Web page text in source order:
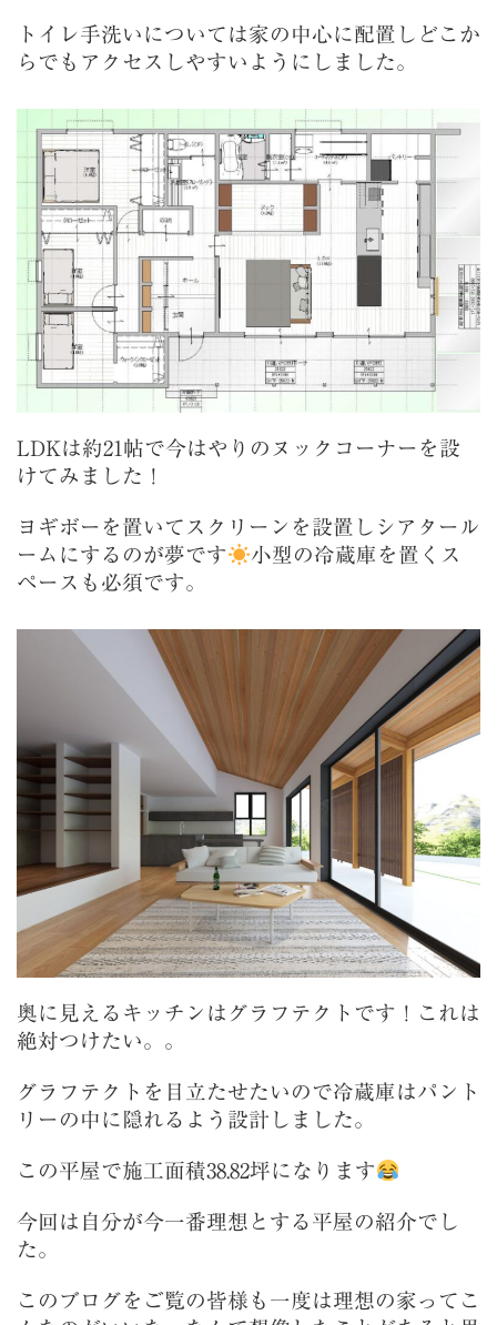
トイレ手洗いについては家の中心に配置しどこか
らでもアクセスしやすいようにしました。
LDKは約21帖で今はやりのヌックコーナーを設
けてみました！
ヨギボーを置いてスクリーンを設置しシアタール
ームにするのが夢です
小型の冷蔵庫を置くス
ペースも必須です。
奥に見えるキッチンはグラフテクトです！これは
絶対つけたい。。
グラフテクトを目立たせたいので冷蔵庫はパント
リーの中に隠れるよう設計しました。
この平屋で施工面積38.82坪になります
今回は自分が今一番理想とする平屋の紹介でし
た。
このブログをご覧の皆様も一度は理想の家ってこ